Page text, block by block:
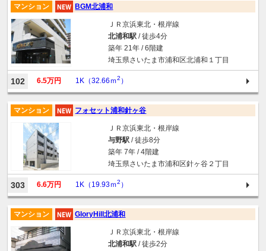
マンション BGM北浦和
ＪＲ京浜東北・根岸線
北浦和駅/ 徒歩4分
築年 21年 / 6階建
埼玉県さいたま市浦和区北浦和１丁目
102 6.5万円 1K（32.66ｍ2 ）
マンション フォセット浦和針ヶ谷
ＪＲ京浜東北・根岸線
与野駅/ 徒歩8分
築年 7年 / 4階建
埼玉県さいたま市浦和区針ヶ谷２丁目
303 6.6万円 1K（19.93ｍ2 ）
マンション GloryHill北浦和
ＪＲ京浜東北・根岸線
北浦和駅/ 徒歩2分